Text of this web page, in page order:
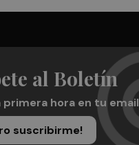
al Boletín
primera hora en tu email
suscribirme!